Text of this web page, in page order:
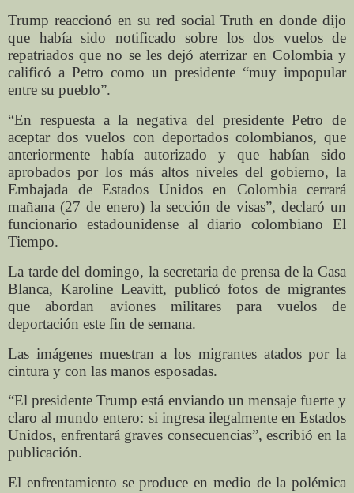
Trump reaccionó en su red social Truth en donde dijo
que había sido notificado sobre los dos vuelos de
repatriados que no se les dejó aterrizar en Colombia y
calificó a Petro como un presidente “muy impopular
entre su pueblo”.
“En respuesta a la negativa del presidente Petro de
aceptar dos vuelos con deportados colombianos, que
anteriormente había autorizado y que habían sido
aprobados por los más altos niveles del gobierno, la
Embajada de Estados Unidos en Colombia cerrará
mañana (27 de enero) la sección de visas”, declaró un
funcionario estadounidense al diario colombiano El
Tiempo.
La tarde del domingo, la secretaria de prensa de la Casa
Blanca, Karoline Leavitt, publicó fotos de migrantes
que abordan aviones militares para vuelos de
deportación este fin de semana.
Las imágenes muestran a los migrantes atados por la
cintura y con las manos esposadas.
“El presidente Trump está enviando un mensaje fuerte y
claro al mundo entero: si ingresa ilegalmente en Estados
Unidos, enfrentará graves consecuencias”, escribió en la
publicación.
El enfrentamiento se produce en medio de la polémica